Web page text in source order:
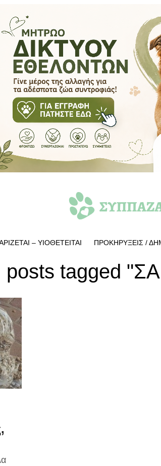
– ΥΙΟΘΕΤΕΙΤΑΙ ΠΡΟΚΗΡΥΞΕΙΣ /
posts tagged